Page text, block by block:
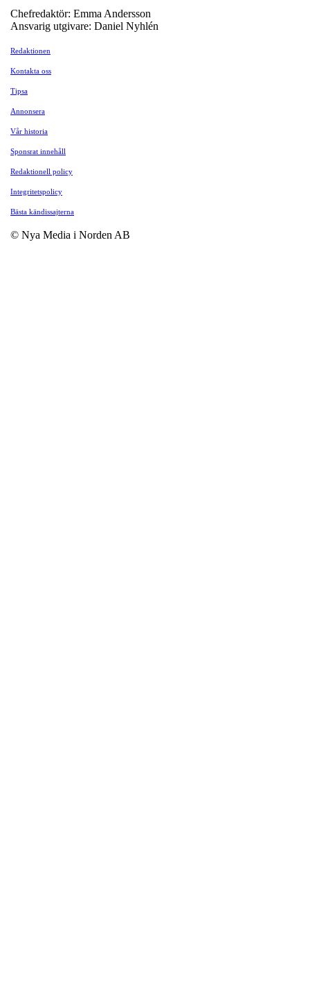
Chefredaktör: Emma Andersson
Ansvarig utgivare: Daniel Nyhlén
Redaktionen
Kontakta oss
Tipsa
Annonsera
Vår historia
Sponsrat innehåll
Redaktionell policy
Integritetspolicy
Bästa kändissajterna
© Nya Media i Norden AB